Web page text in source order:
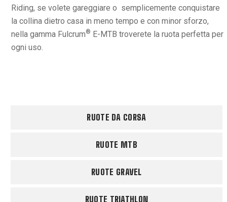
Riding, se volete gareggiare o semplicemente conquistare
la collina dietro casa in meno tempo e con minor sforzo,
nella gamma Fulcrum® E-MTB troverete la ruota perfetta per
ogni uso.
RUOTE DA CORSA
RUOTE MTB
RUOTE GRAVEL
RUOTE TRIATHLON